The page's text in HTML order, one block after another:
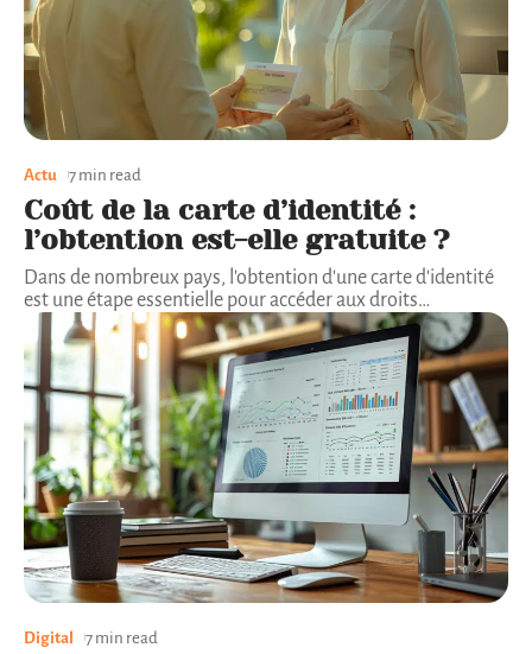
Actu 7 min read
Coût de la carte d’identité :
l’obtention est-elle gratuite ?
Dans de nombreux pays, l'obtention d'une carte d'identité
est une étape essentielle pour accéder aux droits…
Digital 7 min read